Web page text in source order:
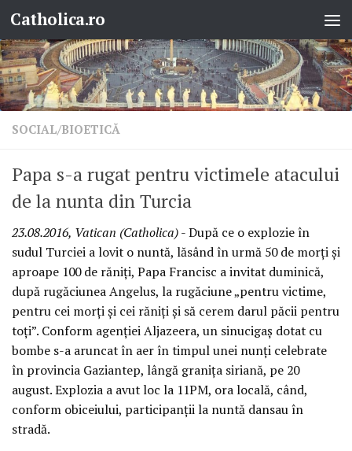
Skip to content
Catholica.ro
SOCIAL/BIOETICĂ
Papa s-a rugat pentru victimele atacului
de la nunta din Turcia
23.08.2016, Vatican (Catholica)- După ce o explozie în
sudul Turciei a lovit o nuntă, lăsând în urmă 50 de morți și
aproape 100 de răniți, Papa Francisc a invitat duminică,
după rugăciunea Angelus, la rugăciune „pentru victime,
pentru cei morți și cei răniți și să cerem darul păcii pentru
toți”. Conform agenției Aljazeera, un sinucigaș dotat cu
bombe s-a aruncat în aer în timpul unei nunți celebrate
în provincia Gaziantep, lângă granița siriană, pe 20
august. Explozia a avut loc la 11PM, ora locală, când,
conform obiceiului, participanții la nuntă dansau în
stradă.